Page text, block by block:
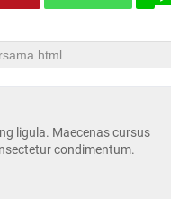
ligula. Maecenas cursus
condimentum.